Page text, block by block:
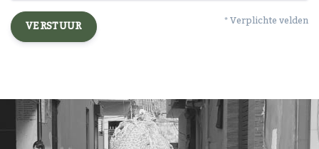
VERSTUUR * Verplichte velden